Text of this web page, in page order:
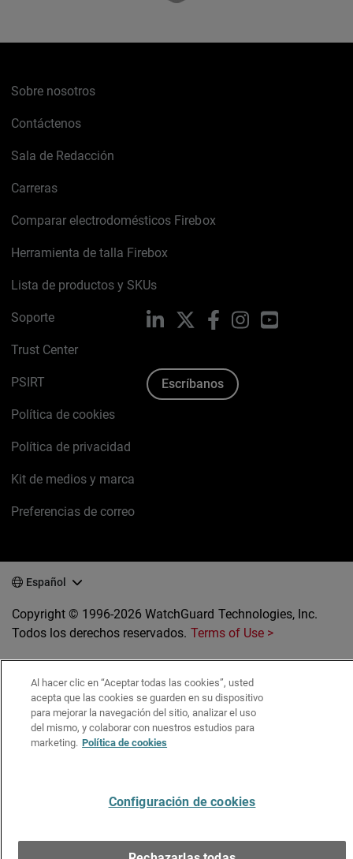
Sobre nosotros
Contáctenos
Sala de Redacción
Carreras
Comparar electrodomésticos Firebox
Herramienta de talla Firebox
Lista de productos y SKUs
Soporte
Trust Center
PSIRT
Política de cookies
Política de privacidad
Kit de medios y marca
Preferencias de correo
LinkedIn FacebookInstagramYouTube
Escríbanos
Español
Copyright © 1996-2026 WatchGuard Technologies, Inc.
Todos los derechos reservados. Terms of Use >
Al hacer clic en “Aceptar todas las cookies”, usted
acepta que las cookies se guarden en su dispositivo
para mejorar la navegación del sitio, analizar el uso
del mismo, y colaborar con nuestros estudios para
marketing. Política de cookies
Configuración de cookies